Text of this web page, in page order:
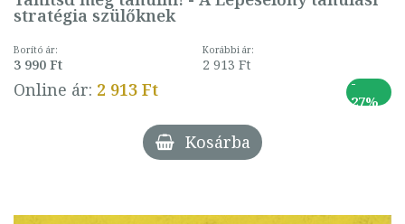
stratégia szülőknek
Borító ár:
3 990 Ft
Korábbi ár:
2 913 Ft
Online ár: 2 913 Ft
-
27%
Kosárba